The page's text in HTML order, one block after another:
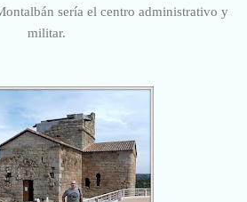
sería el centro administrativo y
militar.